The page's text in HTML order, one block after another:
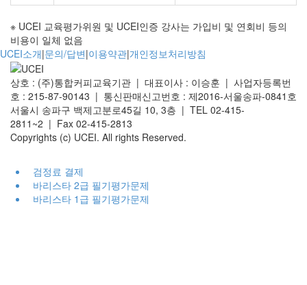
※ UCEI 교육평가위원 및 UCEI인증 강사는 가입비 및 연회비 등의
비용이 일체 없음
UCEI소개|문의/답변|이용약관|개인정보처리방침
상호 : (주)통합커피교육기관 | 대표이사 : 이승훈 | 사업자등록번
호 : 215-87-90143 | 통신판매신고번호 : 제2016-서울송파-0841호
서울시 송파구 백제고분로45길 10, 3층 | TEL 02-415-
2811~2 | Fax 02-415-2813
Copyrights (c) UCEI. All rights Reserved.
검정료 결제
바리스타 2급 필기평가문제
바리스타 1급 필기평가문제